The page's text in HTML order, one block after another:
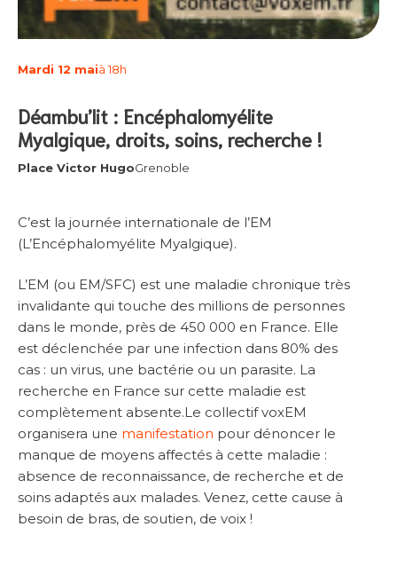
Mardi 12 maià 18h
Déambu’lit : Encéphalomyélite
Myalgique, droits, soins, recherche !
Place Victor HugoGrenoble
C’est la journée internationale de l’EM
(L’Encéphalomyélite Myalgique).
L’EM (ou EM/SFC) est une maladie chronique très
invalidante qui touche des millions de personnes
dans le monde, près de 450 000 en France. Elle
est déclenchée par une infection dans 80% des
cas : un virus, une bactérie ou un parasite. La
recherche en France sur cette maladie est
complètement absente.Le collectif voxEM
organisera une manifestation pour dénoncer le
manque de moyens affectés à cette maladie :
absence de reconnaissance, de recherche et de
soins adaptés aux malades. Venez, cette cause à
besoin de bras, de soutien, de voix !